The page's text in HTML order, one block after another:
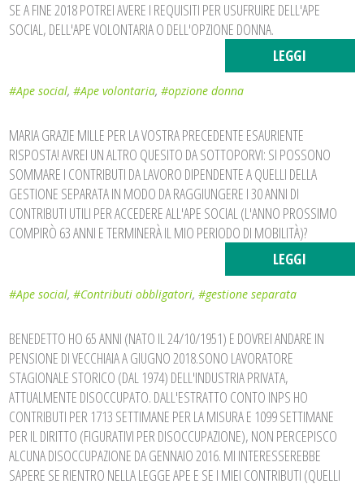
SE A FINE 2018 POTREI AVERE I REQUISITI PER USUFRUIRE DELL'APE
SOCIAL, DELL'APE VOLONTARIA O DELL'OPZIONE DONNA.
LEGGI
#Ape social,#Ape volontaria,#opzione donna
MARIA GRAZIE MILLE PER LA VOSTRA PRECEDENTE ESAURIENTE
RISPOSTA! AVREI UN ALTRO QUESITO DA SOTTOPORVI: SI POSSONO
SOMMARE I CONTRIBUTI DA LAVORO DIPENDENTE A QUELLI DELLA
GESTIONE SEPARATA IN MODO DA RAGGIUNGERE I 30 ANNI DI
CONTRIBUTI UTILI PER ACCEDERE ALL'APE SOCIAL (L'ANNO PROSSIMO
COMPIRÒ 63 ANNI E TERMINERÀ IL MIO PERIODO DI MOBILITÀ)?
LEGGI
#Ape social,#Contributi obbligatori,#gestione separata
BENEDETTO HO 65 ANNI (NATO IL 24/10/1951) E DOVREI ANDARE IN
PENSIONE DI VECCHIAIA A GIUGNO 2018.SONO LAVORATORE
STAGIONALE STORICO (DAL 1974) DELL'INDUSTRIA PRIVATA,
ATTUALMENTE DISOCCUPATO. DALL'ESTRATTO CONTO INPS HO
CONTRIBUTI PER 1713 SETTIMANE PER LA MISURA E 1099 SETTIMANE
PER IL DIRITTO (FIGURATIVI PER DISOCCUPAZIONE), NON PERCEPISCO
ALCUNA DISOCCUPAZIONE DA GENNAIO 2016. MI INTERESSEREBBE
SAPERE SE RIENTRO NELLA LEGGE APE E SE I MIEI CONTRIBUTI (QUELLI